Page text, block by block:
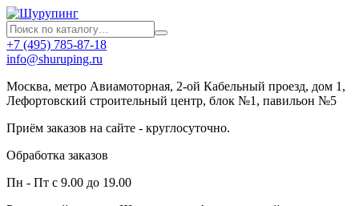
+7 (495) 785-87-18
info@shuruping.ru
Москва, метро Авиамоторная, 2-ой Кабельный проезд, дом 1,
Лефортовский строительный центр, блок №1, павильон №5
Приём заказов на сайте - круглосуточно.
Обработка заказов
Пн - Пт с 9.00 до 19.00